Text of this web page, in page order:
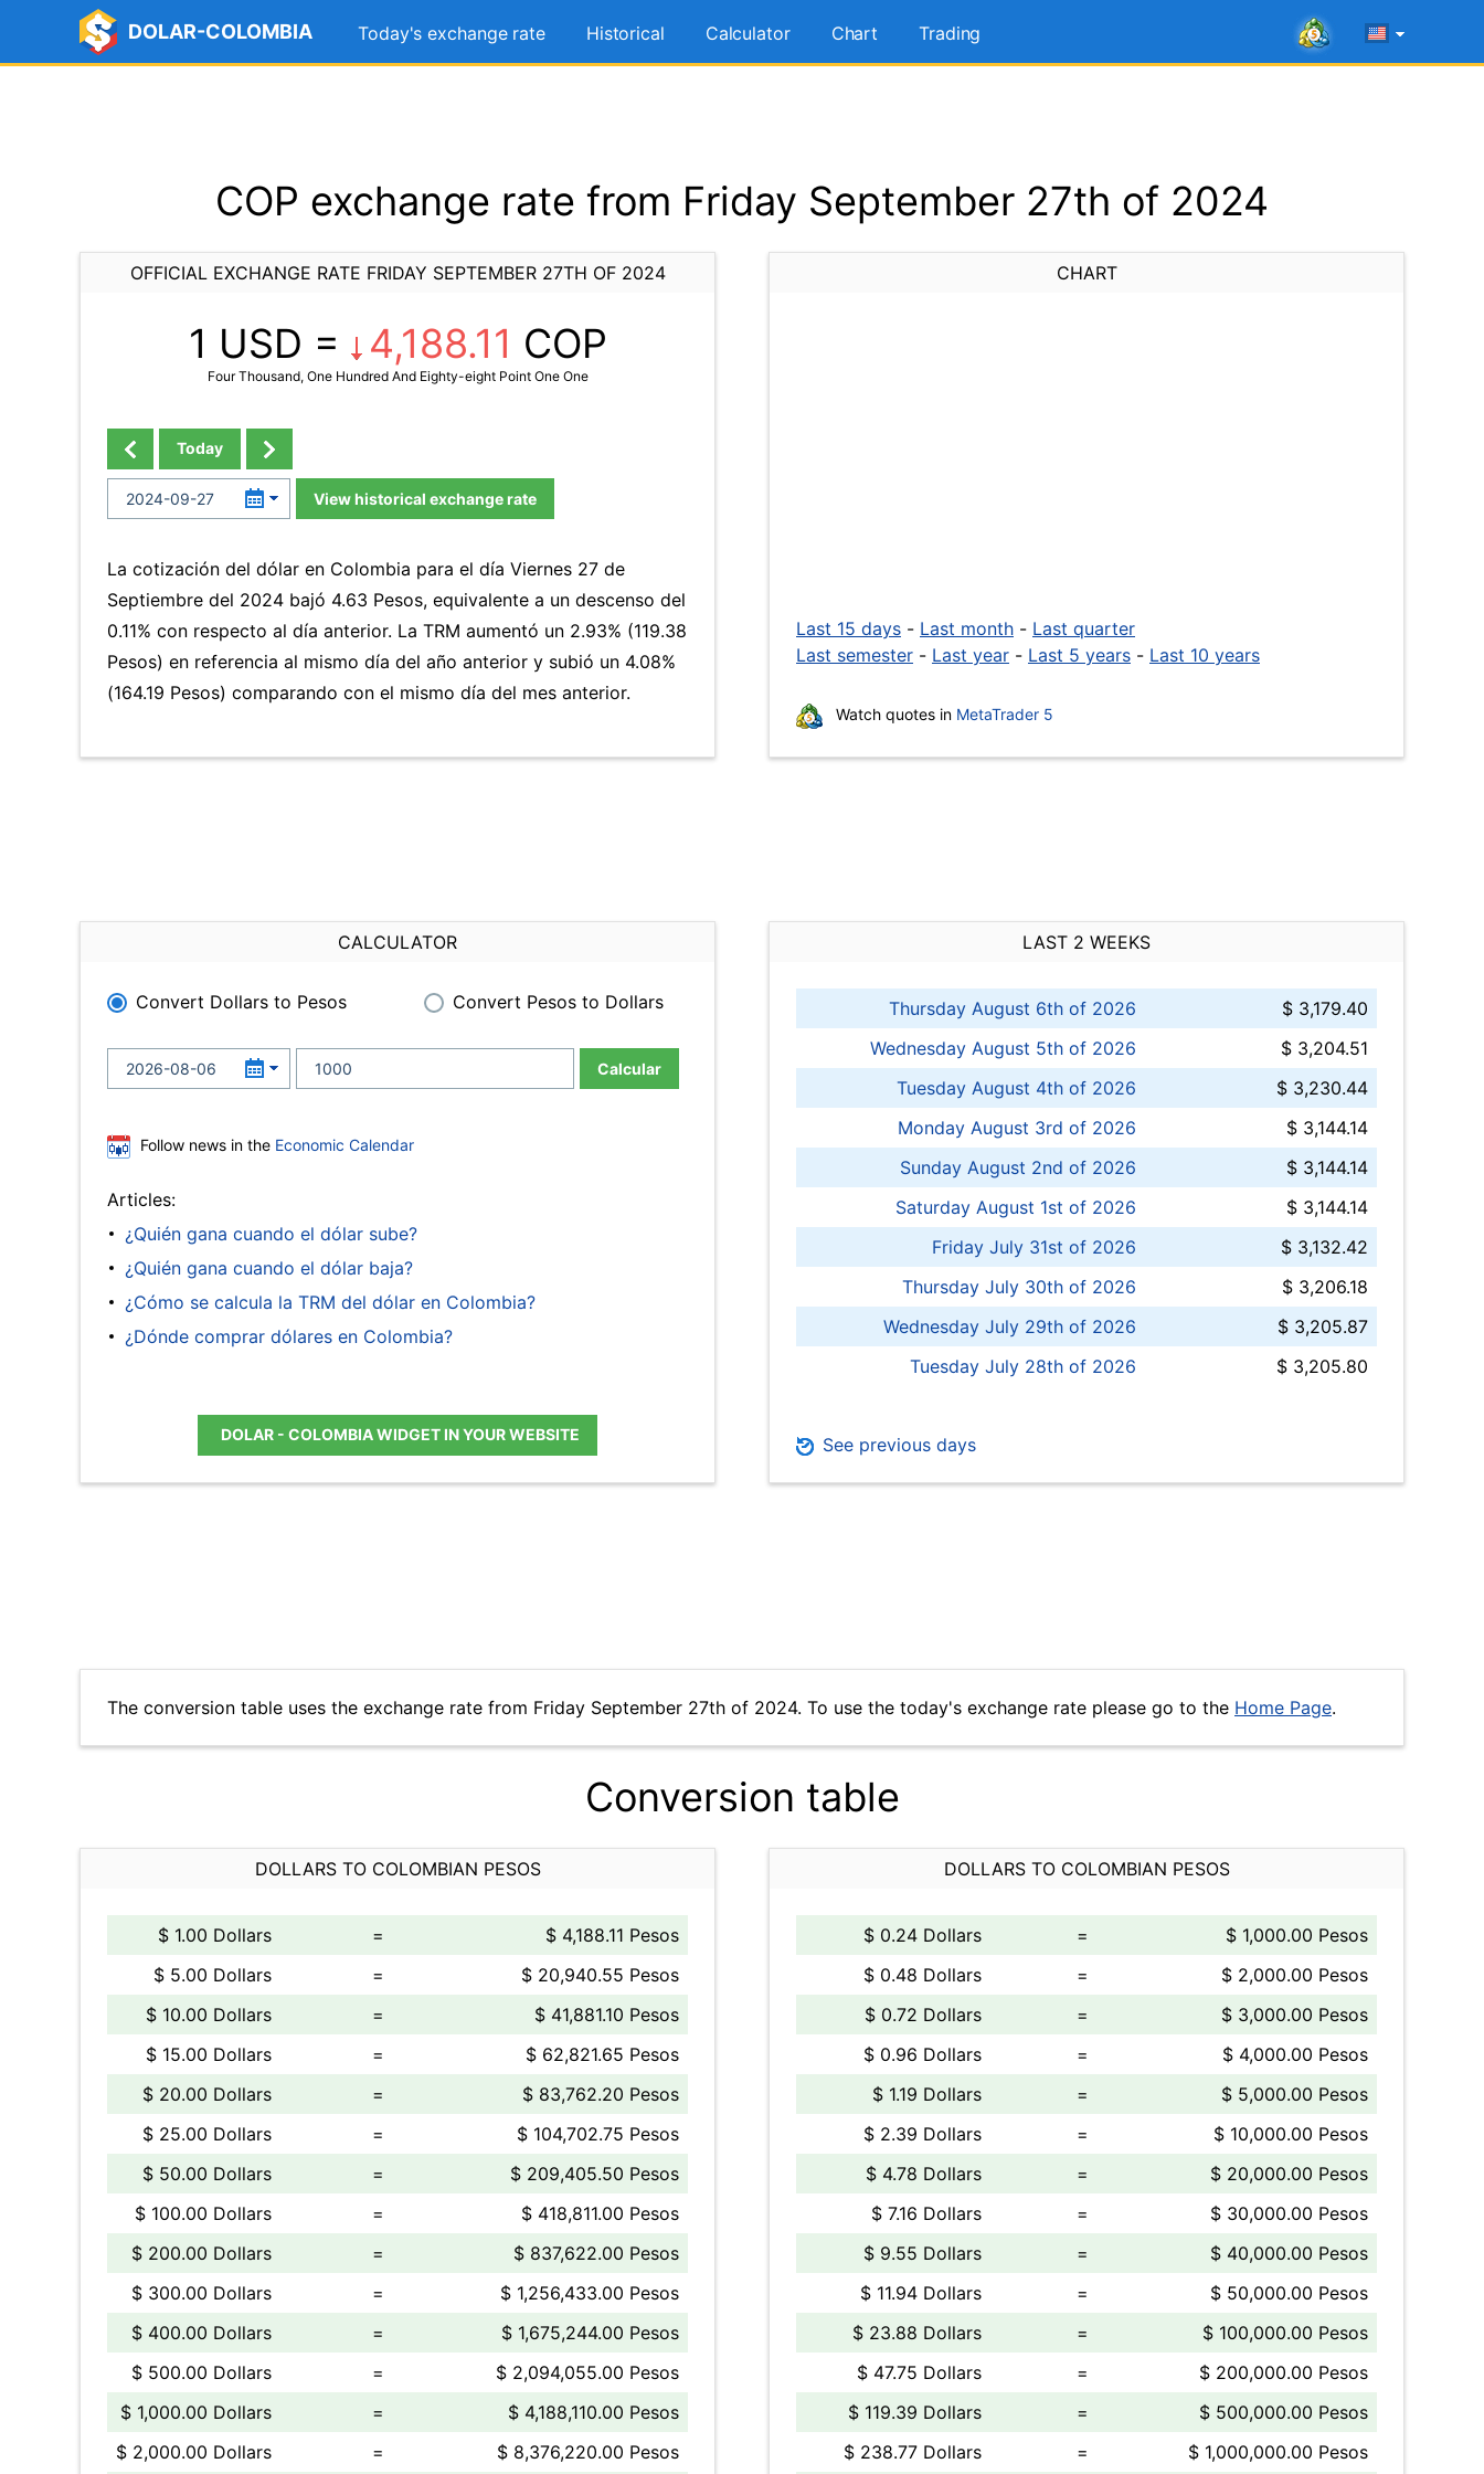
DOLAR-COLOMBIA Today's exchange rate Historical Calculator Chart Trading
COP exchange rate from Friday September 27th of 2024
OFFICIAL EXCHANGE RATE FRIDAY SEPTEMBER 27TH OF 2024
1 USD = 4,188.11 COP
Four Thousand, One Hundred And Eighty-eight Point One One
Today
View historical exchange rate
La cotización del dólar en Colombia para el día Viernes 27 de
Septiembre del 2024 bajó 4.63 Pesos, equivalente a un descenso del
0.11% con respecto al día anterior. La TRM aumentó un 2.93% (119.38
Pesos) en referencia al mismo día del año anterior y subió un 4.08%
(164.19 Pesos) comparando con el mismo día del mes anterior.
CHART
Last 15 days - Last month - Last quarter
Last semester - Last year - Last 5 years - Last 10 years
Watch quotes in MetaTrader 5
CALCULATOR
Convert Dollars to Pesos Convert Pesos to Dollars
Calcular
Follow news in the Economic Calendar
Articles:
¿Quién gana cuando el dólar sube?
¿Quién gana cuando el dólar baja?
¿Cómo se calcula la TRM del dólar en Colombia?
¿Dónde comprar dólares en Colombia?
DOLAR - COLOMBIA WIDGET IN YOUR WEBSITE
LAST 2 WEEKS
Thursday August 6th of 2026
$ 3,179.40
Wednesday August 5th of 2026
$ 3,204.51
Tuesday August 4th of 2026
$ 3,230.44
Monday August 3rd of 2026
$ 3,144.14
Sunday August 2nd of 2026
$ 3,144.14
Saturday August 1st of 2026
$ 3,144.14
Friday July 31st of 2026
$ 3,132.42
Thursday July 30th of 2026
$ 3,206.18
Wednesday July 29th of 2026
$ 3,205.87
Tuesday July 28th of 2026
$ 3,205.80
See previous days
The conversion table uses the exchange rate from Friday September 27th of 2024. To use the today's exchange rate please go to the Home Page.
Conversion table
DOLLARS TO COLOMBIAN PESOS
$ 1.00 Dollars =
$ 4,188.11 Pesos
$ 5.00 Dollars
=
$ 20,940.55 Pesos
$ 10.00 Dollars
=
$ 41,881.10 Pesos
$ 15.00 Dollars
=
$ 62,821.65 Pesos
$ 20.00 Dollars
=
$ 83,762.20 Pesos
$ 25.00 Dollars
=
$ 104,702.75 Pesos
$ 50.00 Dollars
=
$ 209,405.50 Pesos
$ 100.00 Dollars
=
$ 418,811.00 Pesos
$ 200.00 Dollars
=
$ 837,622.00 Pesos
$ 300.00 Dollars
=
$ 1,256,433.00 Pesos
$ 400.00 Dollars
=
$ 1,675,244.00 Pesos
$ 500.00 Dollars
=
$ 2,094,055.00 Pesos
$ 1,000.00 Dollars
=
$ 4,188,110.00 Pesos
$ 2,000.00 Dollars
= $ 8,376,220.00 Pesos
DOLLARS TO COLOMBIAN PESOS
$ 0.24 Dollars =
$ 1,000.00 Pesos
$ 0.48 Dollars
=
$ 2,000.00 Pesos
$ 0.72 Dollars
=
$ 3,000.00 Pesos
$ 0.96 Dollars
=
$ 4,000.00 Pesos
$ 1.19 Dollars
=
$ 5,000.00 Pesos
$ 2.39 Dollars
=
$ 10,000.00 Pesos
$ 4.78 Dollars
=
$ 20,000.00 Pesos
$ 7.16 Dollars
=
$ 30,000.00 Pesos
$ 9.55 Dollars
=
$ 40,000.00 Pesos
$ 11.94 Dollars
=
$ 50,000.00 Pesos
$ 23.88 Dollars
=
$ 100,000.00 Pesos
$ 47.75 Dollars
=
$ 200,000.00 Pesos
$ 119.39 Dollars
=
$ 500,000.00 Pesos
$ 238.77 Dollars
= $ 1,000,000.00 Pesos